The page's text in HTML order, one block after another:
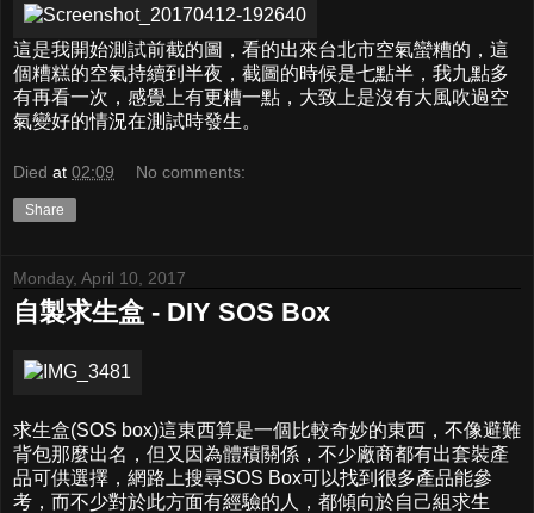
這是我開始測試前截的圖，看的出來台北市空氣蠻糟的，這
個糟糕的空氣持續到半夜，截圖的時候是七點半，我九點多
有再看一次，感覺上有更糟一點，大致上是沒有大風吹過空
氣變好的情況在測試時發生。
Died at 02:09 No comments:
Share
Monday, April 10, 2017
自製求生盒 - DIY SOS Box
求生盒(SOS box)這東西算是一個比較奇妙的東西，不像避難
背包那麼出名，但又因為體積關係，不少廠商都有出套裝產
品可供選擇，網路上搜尋SOS Box可以找到很多產品能參
考，而不少對於此方面有經驗的人，都傾向於自己組求生